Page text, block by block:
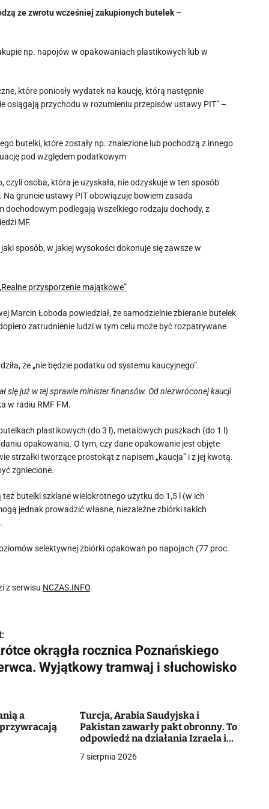
ze zwrotu wcześniej zakupionych butelek –
np. napojów w opakowaniach plastikowych lub w
które poniosły wydatek na kaucję, którą następnie
przychodu w rozumieniu przepisów ustawy PIT” –
butelki, które zostały np. znalezione lub pochodzą z innego
pod względem podatkowym
osoba, która je uzyskała, nie odzyskuje w ten sposób
gruncie ustawy PIT obowiązuje bowiem zasada
podlegają wszelkiego rodzaju dochody, z
MF.
sposób, w jakiej wysokości dokonuje się zawsze w
przysporzenie majątkowe”
Marcin Łoboda powiedział, że samodzielnie zbieranie butelek
zatrudnienie ludzi w tym celu może być rozpatrywane
że „nie będzie podatku od systemu kaucyjnego”.
się już w tej sprawie minister finansów. Od niezwróconej kaucji
w radiu RMF FM.
plastikowych (do 3 l), metalowych puszkach (do 1 l)
opakowania. O tym, czy dane opakowanie jest objęte
strzałki tworzące prostokąt z napisem „kaucja” i z jej kwotą.
zgniecione.
butelki szklane wielokrotnego użytku do 1,5 l (w ich
jednak prowadzić własne, niezależne zbiórki takich
selektywnej zbiórki opakowań po napojach (77 proc.
z serwisu NCZAS.INFO.
okrągła rocznica Poznańskiego
Wyjątkowy tramwaj i słuchowisko
a
Turcja, Arabia Saudyjska i
Pakistan zawarły pakt obronny. To
odpowiedź na działania Izraela i
7 sierpnia 2026